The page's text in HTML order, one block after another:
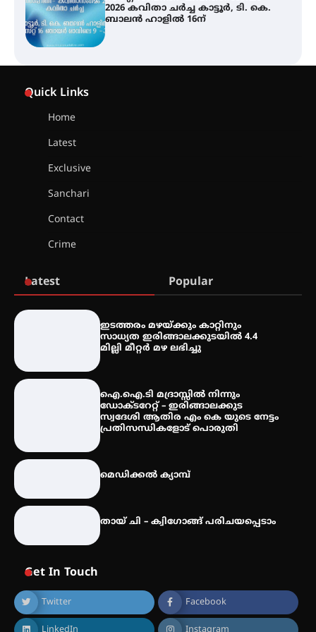
ജില്ലയിൽ എല്ലാ വിദ്യാഭ്യാസ
സ്ഥാപനങ്ങൾക്കും ശനിയാഴ്ച
അവധി
എസ് എൻ ഹയർ സെക്കൻഡറി
വിദ്യാർത്ഥികൾ
സർഗ്ഗസാഹിതി- കവിതാസംഗമം
2026 കവിതാ ചർച്ച കാട്ടൂർ, ടി. കെ.
ബാലൻ ഹാളിൽ 16ന്
Quick Links
Home
Latest
Exclusive
Sanchari
Contact
Crime
Latest Popular
ഇടത്തരം മഴയ്ക്കും കാറ്റിനും
സാധ്യത ഇരിങ്ങാലക്കുടയിൽ 4.4
മില്ലി മീറ്റർ മഴ ലഭിച്ചു
ഐ.ഐ.ടി മദ്രാസ്സിൽ നിന്നും
ഡോക്ടറേറ്റ് – ഇരിങ്ങാലക്കുട
സ്വദേശി ആതിര എം കെ യുടെ നേട്ടം
പ്രതിസന്ധികളോട് പൊരുതി
മെഡിക്കൽ ക്യാമ്പ്
തായ് ചി – ക്വിഗോങ്ങ് പരിചയപ്പെടാം
Get In Touch
Twitter Facebook
LinkedIn Instagram